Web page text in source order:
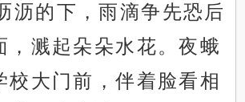
沥的下，雨滴争先恐后
，溅起朵朵水花。夜蛾
校大门前，伴着脸看相